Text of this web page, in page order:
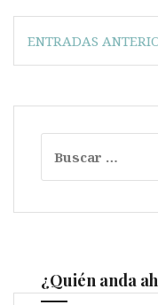
Navegación
deENTRADAS
¿Quién anda